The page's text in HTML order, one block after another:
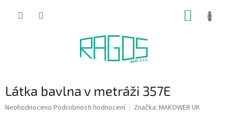
Látka bavlna v metráži 357E
Průměrné
Neohodnoceno Podrobnosti hodnocení Značka: MAKOWER UK